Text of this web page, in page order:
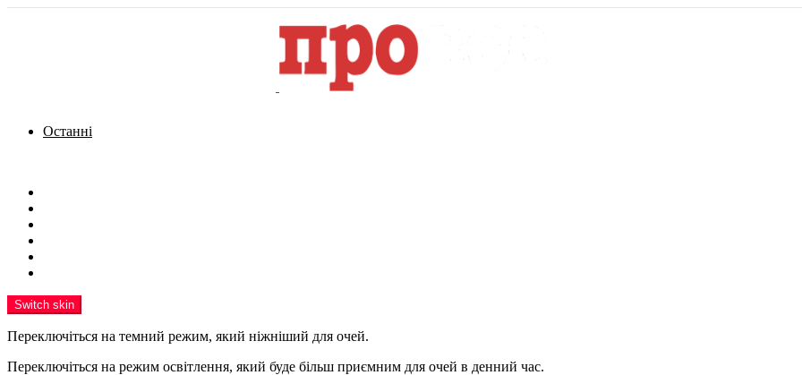
Останні
Switch skin
Переключіться на темний режим, який ніжніший для очей.
Переключіться на режим освітлення, який буде більш приємним для очей в денний час.